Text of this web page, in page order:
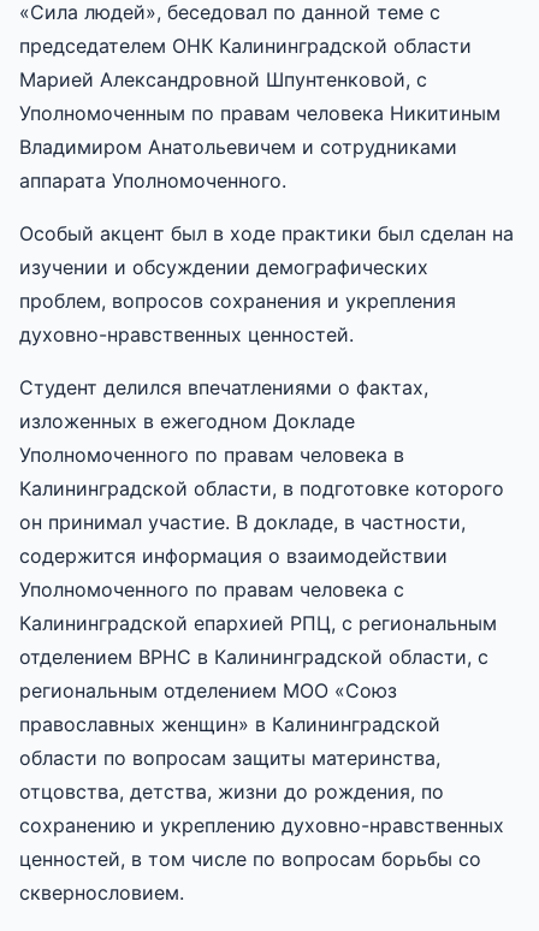
«Сила людей», беседовал по данной теме с
председателем ОНК Калининградской области
Марией Александровной Шпунтенковой, с
Уполномоченным по правам человека Никитиным
Владимиром Анатольевичем и сотрудниками
аппарата Уполномоченного.
Особый акцент был в ходе практики был сделан на
изучении и обсуждении демографических
проблем, вопросов сохранения и укрепления
духовно-нравственных ценностей.
Студент делился впечатлениями о фактах,
изложенных в ежегодном Докладе
Уполномоченного по правам человека в
Калининградской области, в подготовке которого
он принимал участие. В докладе, в частности,
содержится информация о взаимодействии
Уполномоченного по правам человека с
Калининградской епархией РПЦ, с региональным
отделением ВРНС в Калининградской области, с
региональным отделением МОО «Союз
православных женщин» в Калининградской
области по вопросам защиты материнства,
отцовства, детства, жизни до рождения, по
сохранению и укреплению духовно-нравственных
ценностей, в том числе по вопросам борьбы со
сквернословием.